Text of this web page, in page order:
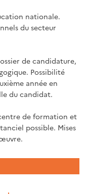
nationale.
du secteur
de candidature,
Possibilité
année en
du candidat.
de formation et
possible. Mises